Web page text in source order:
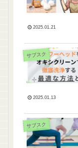
2025.01.21
サブスク
2025.01.13
サブスク